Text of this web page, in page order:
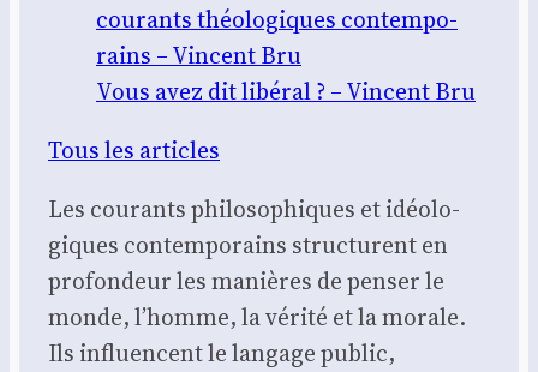
cou­rants théo­lo­giques contem­po­
rains – Vincent Bru
Vous avez dit libé­ral ? – Vincent Bru
Tous les articles
Les cou­rants phi­lo­so­phiques et idéo­lo­
giques contem­po­rains struc­turent en
pro­fon­deur les manières de pen­ser le
monde, l’homme, la véri­té et la morale.
Ils influencent le lan­gage public,